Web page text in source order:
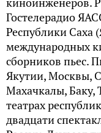
Гостелерадио
Республики Саха
международных
сборников пьес.
Якутии, Москвы,
Махачкалы, Баку,
театрах
двадцати